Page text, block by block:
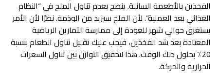
الفخذين بالأطعمة السائلة. ينصح بعدم تناول الملح في “النظام
الغذائي بعد العملية”. لأن الملح سيزيد من الوذمة. نظرًا لأن الأمر
يستغرق حوالي شهر للعودة إلى ممارسة التمارين الرياضية
المعتادة بعد شد الفخذين، فيجب عليك تقليل تناول الطعام بنسبة
20٪ بحلول ذلك الوقت. هذا لتحقيق التوازن بين تناول السعرات
الحرارية والحركة.